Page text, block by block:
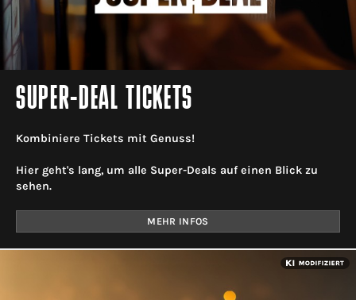
SUPER-DEAL TICKETS
Kombiniere Tickets mit Genuss!
Hier geht's lang, um alle Super-Deals auf einen Blick zu
sehen.
MEHR INFOS